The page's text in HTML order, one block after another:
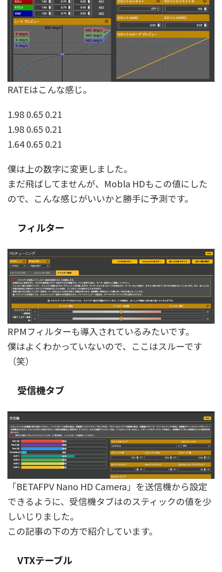
RATEはこんな感じ。
1.98 0.65 0.21
1.98 0.65 0.21
1.64 0.65 0.21
僕は上の数字に変更しました。
まだ飛ばしてませんが、Mobla HDもこの値にした
ので、こんな感じがいいかと勝手に予測です。
フィルター
RPMフィルターも導入されているみたいです。
僕はよくわかっていないので、ここはスルーです
（笑）
受信機タブ
「BETAFPV Nano HD Camera」を送信機から設定
できるように、受信機タブはのスティックの値を少
しいじりました。
この記事の下の方で紹介しています。
VTXテーブル